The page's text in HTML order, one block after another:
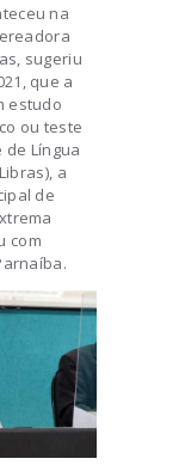
na
sugeriu
que a
estudo
ou teste
Língua
a
de
com